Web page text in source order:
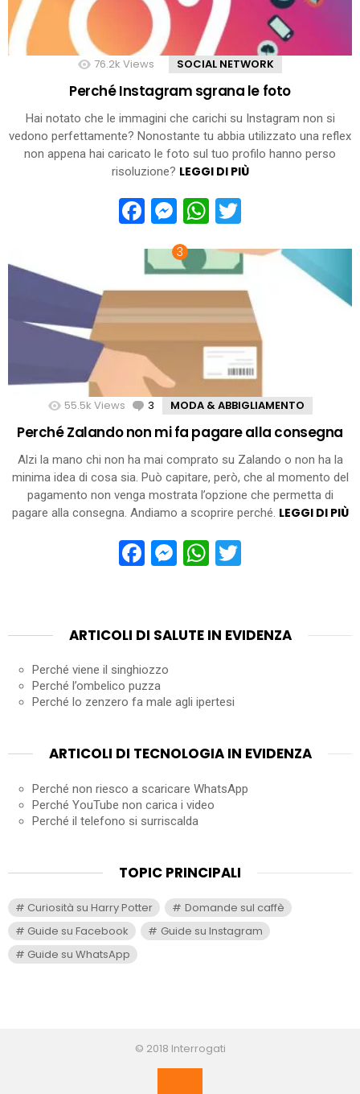
76.2k Views SOCIAL NETWORK
Perché Instagram sgrana le foto
Hai notato che le immagini che carichi su Instagram non si
vedono perfettamente? Nonostante tu abbia utilizzato una reflex
non appena hai caricato le foto sul tuo profilo hanno perso
risoluzione? LEGGI DI PIÙ
Facebook
Messenger
WhatsApp
55.5k Views 3 Comments
MODA & ABBIGLIAMENTO
Perché Zalando non mi fa pagare alla consegna
Alzi la mano chi non ha mai comprato su Zalando o non ha la
minima idea di cosa sia. Può capitare, però, che al momento del
pagamento non venga mostrata l’opzione che permetta di
pagare alla consegna. Andiamo a scoprire perché. LEGGI DI PIÙ
Facebook
Messenger
WhatsApp
ARTICOLI DI SALUTE IN EVIDENZA
Perché viene il singhiozzo
Perché l’ombelico puzza
Perché lo zenzero fa male agli ipertesi
ARTICOLI DI TECNOLOGIA IN EVIDENZA
Perché non riesco a scaricare WhatsApp
Perché YouTube non carica i video
Perché il telefono si surriscalda
TOPIC PRINCIPALI
Curiosità su Harry Potter
Domande sul caffè
Guide su Facebook
Guide su Instagram
Guide su WhatsApp
© 2018 Interrogati